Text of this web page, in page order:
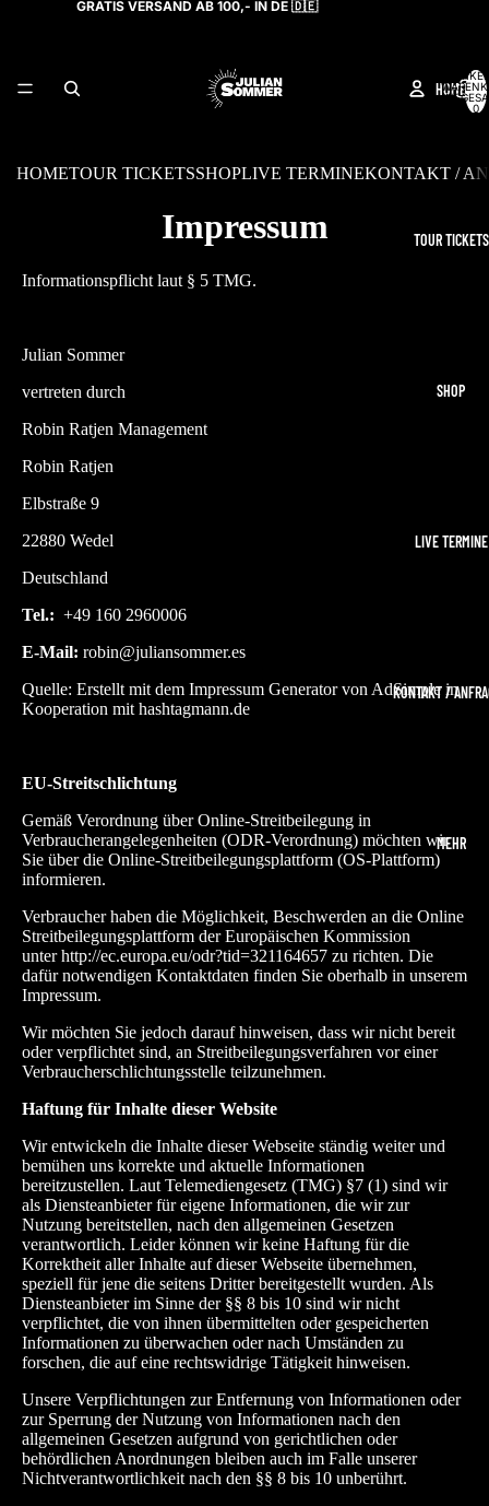
GRATIS VERSAND AB 100,- IN DE 🇩🇪
HOME
TOUR TICKETS
SHOP
LIVE TERMINE
KONTAKT /
MEHR
0
HOMETOUR TICKETSSHOPLIVE TERMINEKONTAKT /
Impressum
Informationspflicht laut § 5 TMG.
Julian Sommer
vertreten durch
Robin Ratjen Management
Robin Ratjen
Elbstraße 9
22880 Wedel
Deutschland
Tel.: +49 160 2960006
E-Mail: robin@juliansommer.es
Quelle: Erstellt mit dem Impressum Generatorvon AdSimple in
Kooperation mit hashtagmann.de
EU-Streitschlichtung
Gemäß Verordnung über Online-Streitbeilegung in
Verbraucherangelegenheiten (ODR-Verordnung) möchten wir
Sie über die Online-Streitbeilegungsplattform (OS-Plattform)
informieren.
Verbraucher haben die Möglichkeit, Beschwerden an die Online
Streitbeilegungsplattform der Europäischen Kommission
unterhttp://ec.europa.eu/odr?tid=321164657 zu richten. Die
dafür notwendigen Kontaktdaten finden Sie oberhalb in unserem
Impressum.
Wir möchten Sie jedoch darauf hinweisen, dass wir nicht bereit
oder verpflichtet sind, an Streitbeilegungsverfahren vor einer
Verbraucherschlichtungsstelle teilzunehmen.
Haftung für Inhalte dieser Website
Wir entwickeln die Inhalte dieser Webseite ständig weiter und
bemühen uns korrekte und aktuelle Informationen
bereitzustellen. Laut Telemediengesetz (TMG) §7 (1) sind wir
als Diensteanbieter für eigene Informationen, die wir zur
Nutzung bereitstellen, nach den allgemeinen Gesetzen
verantwortlich. Leider können wir keine Haftung für die
Korrektheit aller Inhalte auf dieser Webseite übernehmen,
speziell für jene die seitens Dritter bereitgestellt wurden. Als
Diensteanbieter im Sinne der §§ 8 bis 10 sind wir nicht
verpflichtet, die von ihnen übermittelten oder gespeicherten
Informationen zu überwachen oder nach Umständen zu
forschen, die auf eine rechtswidrige Tätigkeit hinweisen.
Unsere Verpflichtungen zur Entfernung von Informationen oder
zur Sperrung der Nutzung von Informationen nach den
allgemeinen Gesetzen aufgrund von gerichtlichen oder
behördlichen Anordnungen bleiben auch im Falle unserer
Nichtverantwortlichkeit nach den §§ 8 bis 10 unberührt.